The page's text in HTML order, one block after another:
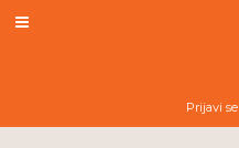
Prijavi se